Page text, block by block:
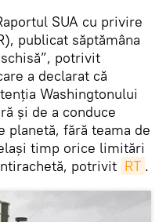
SUA cu privire
publicat săptămâna
potrivit
a declarat că
Washingtonului
și de a conduce
fără teama de
timp orice limitări
potrivit RT .